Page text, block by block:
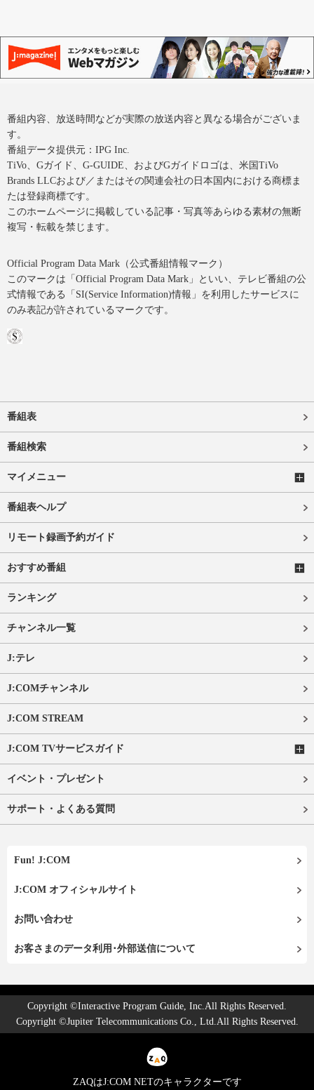
番組内容、放送時間などが実際の放送内容と異なる場合がございま
す。
番組データ提供元：IPG Inc.
TiVo、Gガイド、G-GUIDE、およびGガイドロゴは、米国TiVo
Brands LLCおよび／またはその関連会社の日本国内における商標ま
たは登録商標です。
このホームページに掲載している記事・写真等あらゆる素材の無断
複写・転載を禁じます。
Official Program Data Mark（公式番組情報マーク）
このマークは「Official Program Data Mark」といい、テレビ番組の公
式情報である「SI(Service Information)情報」を利用したサービスに
のみ表記が許されているマークです。
番組表
番組検索
マイメニュー
番組表ヘルプ
リモート録画予約ガイド
おすすめ番組
ランキング
チャンネル一覧
J:テレ
J:COMチャンネル
J:COM STREAM
J:COM TVサービスガイド
イベント・プレゼント
サポート・よくある質問
Fun! J:COM
J:COM オフィシャルサイト
お問い合わせ
お客さまのデータ利用･外部送信について
Copyright ©Interactive Program Guide, Inc.All Rights Reserved.
Copyright ©Jupiter Telecommunications Co., Ltd.All Rights Reserved.
ZAQはJ:COM NETのキャラクターです